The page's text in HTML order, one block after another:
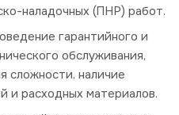
наладочных (ПНР) работ.
гарантийного и
обслуживания,
сложности, наличие
и расходных материалов.